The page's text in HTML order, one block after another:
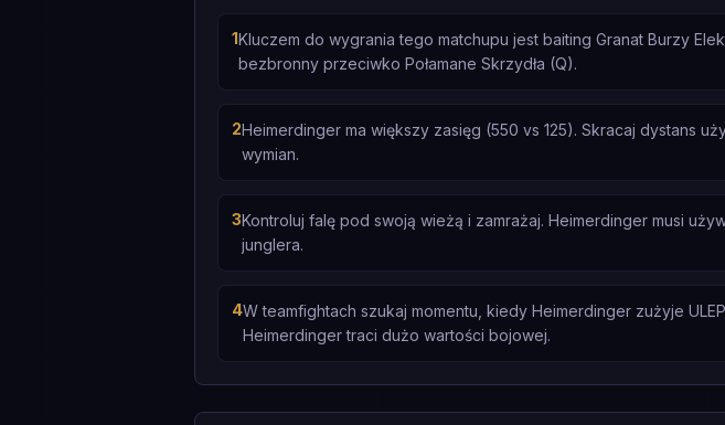
1Kluczem do wygrania tego matchupu jest baiting Granat Burzy
bezbronny przeciwko Połamane Skrzydła (Q).
2Heimerdinger ma większy zasięg (550 vs 125). Skracaj dystans
wymian.
3Kontroluj falę pod swoją wieżą i zamrażaj. Heimerdinger musi
junglera.
4W teamfightach szukaj momentu, kiedy Heimerdinger zużyje
Heimerdinger traci dużo wartości bojowej.